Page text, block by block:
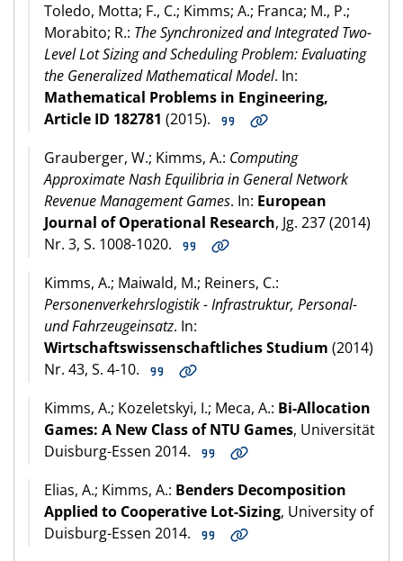
Toledo, Motta; F., C.; Kimms; A.; Franca; M., P.;
Morabito; R.: The Synchronized and Integrated Two-
Level Lot Sizing and Scheduling Problem: Evaluating
the Generalized Mathematical Model. In:
Mathematical Problems in Engineering,
Article ID 182781 (2015).
Grauberger, W.; Kimms, A.: Computing
Approximate Nash Equilibria in General Network
Revenue Management Games. In: European
Journal of Operational Research, Jg. 237 (2014)
Nr. 3, S. 1008-1020.
Kimms, A.; Maiwald, M.; Reiners, C.:
Personenverkehrslogistik - Infrastruktur, Personal-
und Fahrzeugeinsatz. In:
Wirtschaftswissenschaftliches Studium (2014)
Nr. 43, S. 4-10.
Kimms, A.; Kozeletskyi, I.; Meca, A.: Bi-Allocation
Games: A New Class of NTU Games, Universität
Duisburg-Essen 2014.
Elias, A.; Kimms, A.: Benders Decomposition
Applied to Cooperative Lot-Sizing, University of
Duisburg-Essen 2014.